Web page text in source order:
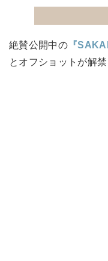
絶賛公開中の『
とオフショットが解禁